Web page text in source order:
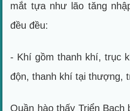
mắt tựa như lão tăng
đều đều:
- Khí gồm thanh khí, trục
độn, thanh khí tại thượng,
Quần hào thấy Triển Bạch